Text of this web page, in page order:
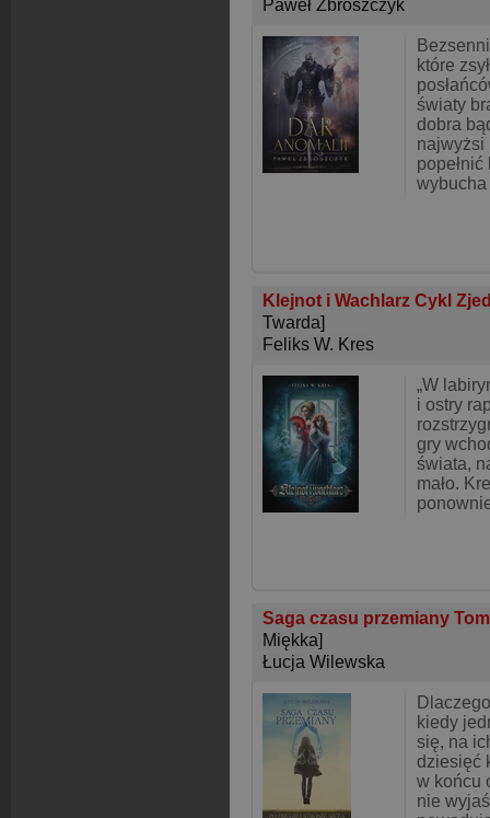
Paweł Zbroszczyk
które
światy
dobra
najwyżsi
popełnić
wybucha
Klejnot i Wachlarz Cykl
Twarda]
Feliks W. Kres
„W
i ostry
gry
świata,
mało.
Saga czasu przemiany
Miękka]
Łucja Wilewska
kiedy
się, na
dziesięć
w końcu
nie